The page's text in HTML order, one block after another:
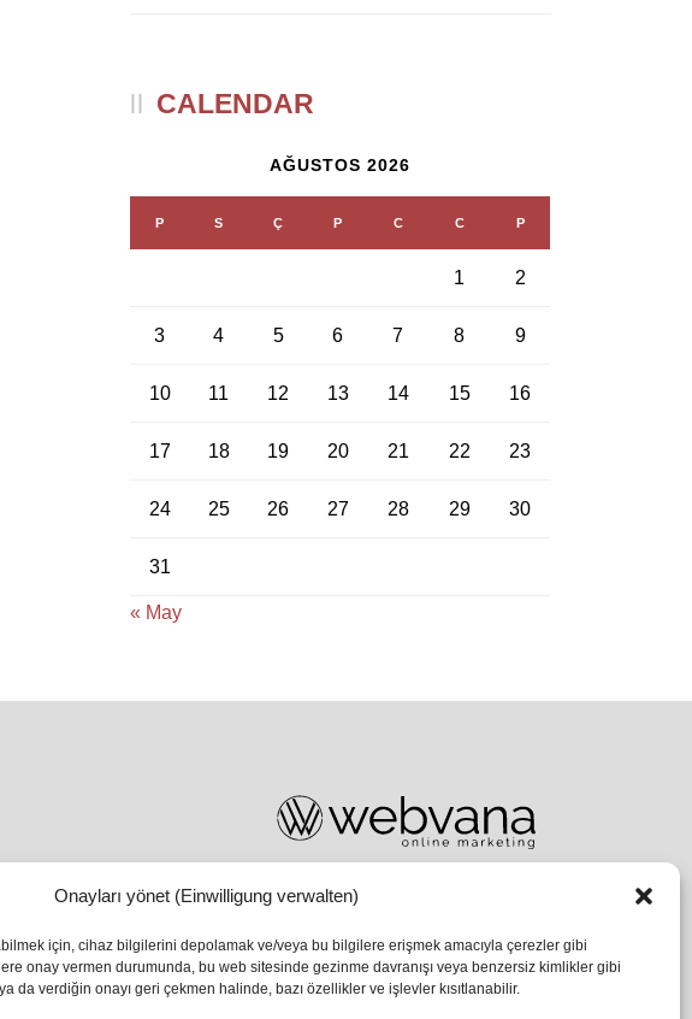
Onayları yönet (Einwilligung verwalten)
için, cihaz bilgilerini depolamak ve/veya bu bilgilere erişmek amacıyla çerezler gibi
onay vermen durumunda, bu web sitesinde gezinme davranışı veya benzersiz kimlikler gibi
da verdiğin onayı geri çekmen halinde, bazı özellikler ve işlevler kısıtlanabilir.
CALENDAR
AĞUSTOS 2026
P S Ç P C C P
1 2
3 4 5 6 7 8 9
10 11 12 13 14 15 16
17 18 19 20 21 22 23
24 25 26 27 28 29 30
31
« May